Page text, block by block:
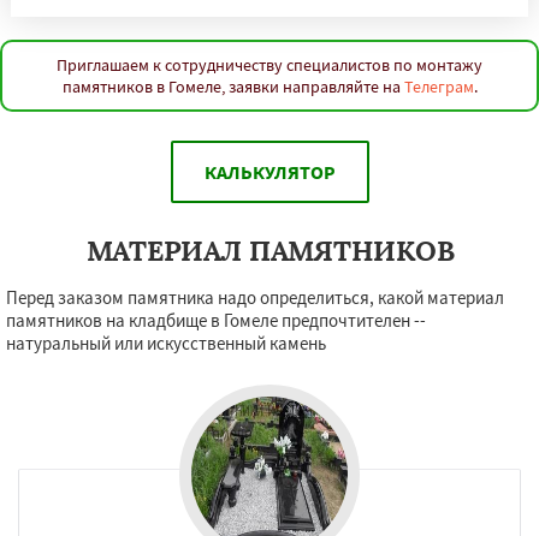
Приглашаем к сотрудничеству специалистов по монтажу
памятников в Гомеле, заявки направляйте на Телеграм.
КАЛЬКУЛЯТОР
МАТЕРИАЛ ПАМЯТНИКОВ
Перед заказом памятника надо определиться, какой материал
памятников на кладбище в Гомеле предпочтителен --
натуральный или искусственный камень